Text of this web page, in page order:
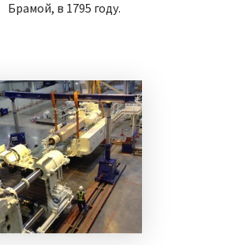
Брамой, в 1795 году.